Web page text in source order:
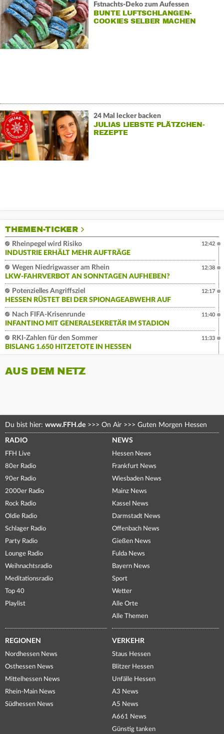
Fstnachts-Deko zum Aufessen
BUNTE LUFTSCHLANGEN-
COOKIES SELBER MACHEN
24 Mal lecker backen
JULIAS LIEBSTE PLÄTZCHEN-
REZEPTE
THEMEN-TICKER
Rheinpegel wird Risiko
INDUSTRIE ERHÄLT MEHR AUFTRÄGE
12:42
Wegen Niedrigwasser am Rhein
LKW-FAHRVERBOT AN SONNTAGEN AUFHEBEN?
12:38
Potenzielles Angriffsziel
HESSEN RÜSTET BEI DER SPIONAGEABWEHR AUF
12:17
Nach FIFA-Krisenrunde
INFANTINO MIT GENERALSEKRETÄR IM STADION
11:40
RKI-Zahlen für den Sommer
BISLANG 1.650 HITZETOTE IN HESSEN
11:33
AUS DEM NETZ
Du bist hier: www.FFH.de >>> On Air >>> Guten Morgen Hessen
RADIO
FFH Live
80er Radio
90er Radio
2000er Radio
Rock Radio
Oldie Radio
Schlager Radio
Party Radio
Lounge Radio
Weihnachtsradio
Meditationsradio
Top 40
Playlist
NEWS
Hessen News
Frankfurt News
Wiesbaden News
Mainz News
Kassel News
Darmstadt News
Offenbach News
Gießen News
Fulda News
Bayern News
Sport
Wetter
Alle Orte
Alle Themen
REGIONEN
Nordhessen News
Osthessen News
Mittelhessen News
Rhein-Main News
Südhessen News
VERKEHR
Staus Hessen
Blitzer Hessen
Unfälle Hessen
A3 News
A5 News
A661 News
Günstig tanken